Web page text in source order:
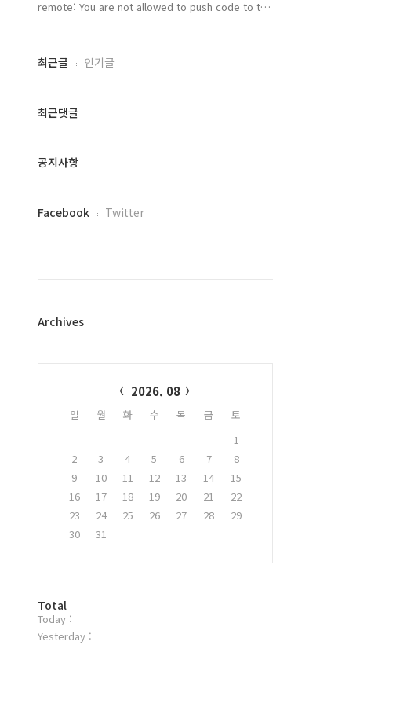
remote: You are not allowed to push code to this project,
최
과
글
최근글 인기글
최근댓글
공지사항
페
플
Facebook Twitter
Archives
2026. 08
일 월 화 수 목 금
토
1
2
3 4 5 6 7
8
9
10 11 12 13 14
15
16
17 18 19 20 21
22
23
24 25 26 27 28
29
30
31
방
문
자
Total
Today :
Yesterday :